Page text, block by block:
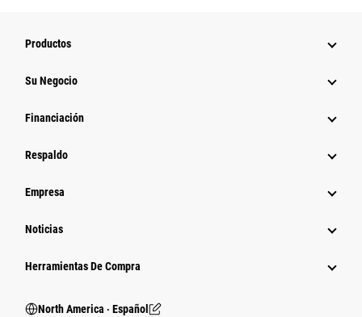
Productos
Su Negocio
Financiación
Respaldo
Empresa
Noticias
Herramientas De Compra
North America ‧ Español